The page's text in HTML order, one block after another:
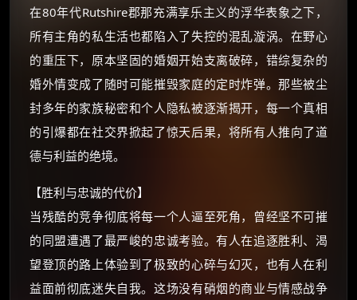
在80年代Rutshire郡那充满享乐主义的浮华表象之下，
所有主角的私生活也都陷入了失控的混乱漩涡。在野心
的重压下，原本坚固的婚姻开始支离破碎，错综复杂的
婚外情变成了随时可能摧毁家庭的定时炸弹。那些被尘
封多年的家族秘密和个人隐私被逐渐揭开，每一个真相
的引爆都在社交界掀起了惊天后果，将所有人推向了道
德与利益的绝境。
【胜利与忠诚的代价】
当残酷的竞争彻底将每一个人逼至死角，曾经坚不可摧
的同盟遭遇了最严峻的忠诚考验。有人在追逐胜利、渴
望登顶的路上体验到了极致的心碎与幻灭，也有人在利
益面前彻底迷失自我。这场没有硝烟的商业与情感战争
朋友们辛苦了 💦
你需要的各种会员，都可低价购买！
价格有浮动，请直接搜索查最低价！
还有支付宝现金红包、外卖红包、
优惠券、活动红包，每日可领。
☕ 海外大侠？通过 Ko-fi 赐茶